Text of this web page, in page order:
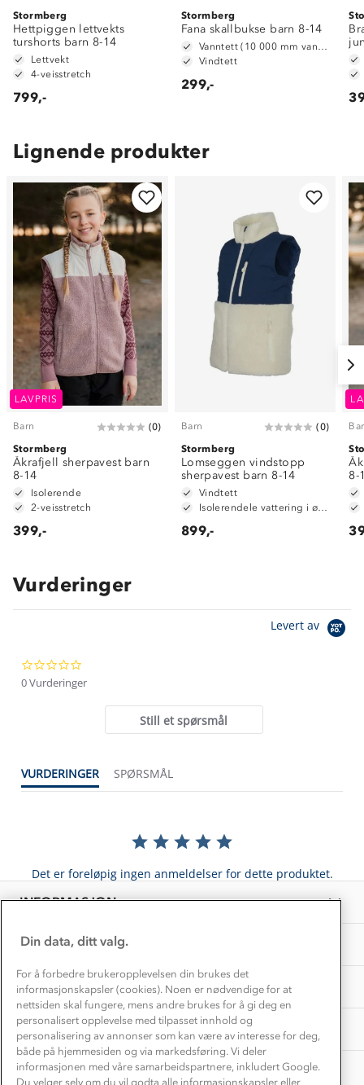
Stormberg
Hettpiggen lettvekts
turshorts barn 8-14
Lettvekt
4-veisstretch
799,-
Stormberg
Fana skallbukse barn 8-14
Vindtett
299,-
Lignende produkter
LAVPRIS
Barn (0)
Stormberg
Åkrafjell sherpavest barn
8-14
Isolerende
2-veisstretch
399,-
Barn (0)
Stormberg
Lomseggen vindstopp
sherpavest barn 8-14
Vindtett
899,-
8-
Vurderinger
Levert av
star
0 Vurderinger
Still et spørsmål
VURDERINGER SPØRSMÅL
Det er foreløpig ingen anmeldelser for dette produktet.
INFORMASJON
Kundeservice
Kundeklubb
Bedrift, barnehage og SFO
Presse
OM OSS
Klima og miljø
1% til samfunnet
Samarbeide med oss?
TIPS OG RÅD
Trelagsprinsippet barn
Alt du trenger til Norgesferien
Gravidklær
Vask og vedlikehold
EL-retur
Store størrelser
Turmat oppskrifter
Beredskap
AKTIVITETER
Få turinspirasjon og tips her⛰
Overnatte utendørs⛺
Leirskole 🥾
Barnehageansatt
Tips til hyttetur
Din data, ditt valg.
For å forbedre brukeropplevelsen din brukes det
informasjonskapsler (cookies). Noen er nødvendige for at
nettsiden skal fungere, mens andre brukes for å gi deg en
personalisert opplevelse med tilpasset innhold og
personalisering av annonser som kan være av interesse for deg,
både på hjemmesiden og via markedsføring. Vi deler
informasjonen med våre samarbeidspartnere, inkludert Google.
Du velger selv om du vil godta alle informasjonskapsler eller